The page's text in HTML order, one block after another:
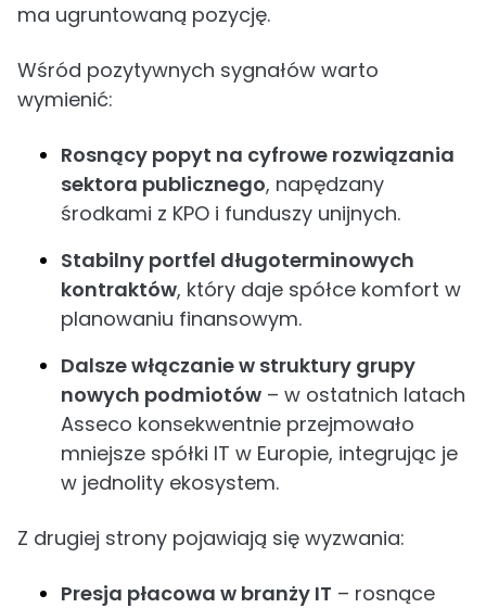
ma ugruntowaną pozycję.
Wśród pozytywnych sygnałów warto
wymienić:
Rosnący popyt na cyfrowe rozwiązania
sektora publicznego, napędzany
środkami z KPO i funduszy unijnych.
Stabilny portfel długoterminowych
kontraktów, który daje spółce komfort w
planowaniu finansowym.
Dalsze włączanie w struktury grupy
nowych podmiotów – w ostatnich latach
Asseco konsekwentnie przejmowało
mniejsze spółki IT w Europie, integrując je
w jednolity ekosystem.
Z drugiej strony pojawiają się wyzwania:
Presja płacowa w branży IT – rosnące